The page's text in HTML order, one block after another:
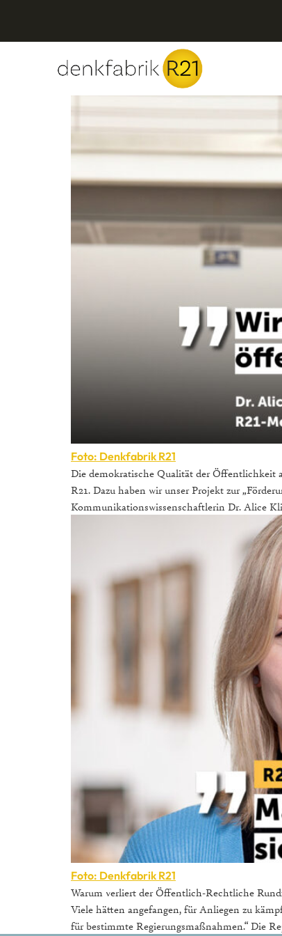
Foto: Denkfabrik R21
Die demokratische Qualität der Öffentlichkeit
R21. Dazu haben wir unser Projekt zur
Kommunikationswissenschaftlerin Dr. Alice
Foto: Denkfabrik R21
Warum verliert der Öffentlich-Rechtliche
Viele hätten angefangen, für Anliegen zu
für bestimmte Regierungsmaßnahmen.“ Die